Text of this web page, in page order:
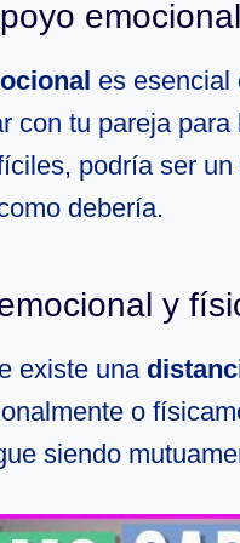
emocional
es esencial
con tu pareja
podría ser
debería.
y
existe una
o
siendo